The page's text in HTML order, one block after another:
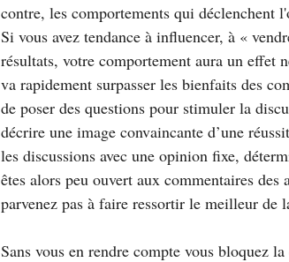
contre, les comportements qui
Si vous avez tendance à influencer, à «
résultats, votre comportement aura un
va rapidement surpasser les bienfaits des
de poser des questions pour stimuler la
décrire une image convaincante d’une
les discussions avec une opinion fixe,
êtes alors peu ouvert aux commentaires
parvenez pas à faire ressortir le meilleur de
Sans vous en rendre compte vous bloquez